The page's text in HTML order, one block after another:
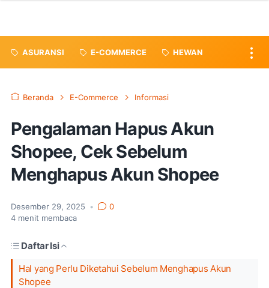
ASURANSI E-COMMERCE HEWAN
Beranda E-Commerce Informasi
Pengalaman Hapus Akun
Shopee, Cek Sebelum
Menghapus Akun Shopee
Desember 29, 2025 •
0
4 menit membaca
Daftar Isi
Hal yang Perlu Diketahui Sebelum Menghapus Akun
Shopee